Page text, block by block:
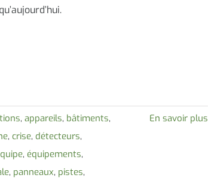
, appareils, bâtiments,
, crise, détecteurs,
, équipements,
, panneaux, pistes,
En savoir plus